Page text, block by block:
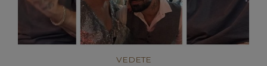
VEDETE